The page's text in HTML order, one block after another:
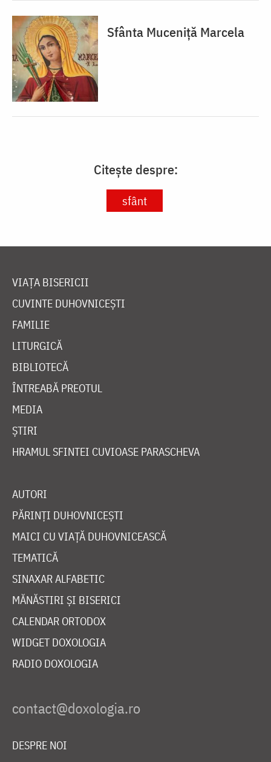
Sfânta Muceniță Marcela
Citește despre:
sfânt
VIAȚA BISERICII
CUVINTE DUHOVNICEȘTI
FAMILIE
LITURGICĂ
BIBLIOTECĂ
ÎNTREABĂ PREOTUL
MEDIA
ȘTIRI
HRAMUL SFINTEI CUVIOASE PARASCHEVA
AUTORI
PĂRINȚI DUHOVNICEȘTI
MAICI CU VIAȚĂ DUHOVNICEASCĂ
TEMATICĂ
SINAXAR ALFABETIC
MĂNĂSTIRI ȘI BISERICI
CALENDAR ORTODOX
WIDGET DOXOLOGIA
RADIO DOXOLOGIA
DESPRE NOI